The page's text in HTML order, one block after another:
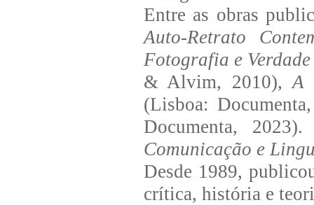
Entre as obras
Auto-Retrato
Fotografia e
& Alvim, 2010),A
(Lisboa:
Documenta,
Comunicação e
Desde 1989,
crítica, história e